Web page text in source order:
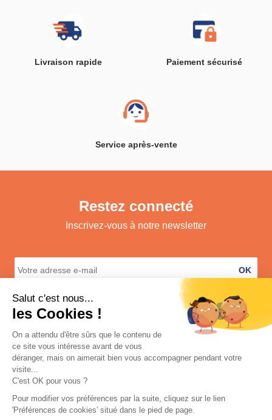
Livraison rapide Paiement sécurisé
Service après-vente
Restez connecté
Inscrivez-vous à notre newsletter
OK
A propos
Services
Informations légales